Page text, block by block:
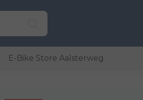
E-Bike Store Aalsterweg